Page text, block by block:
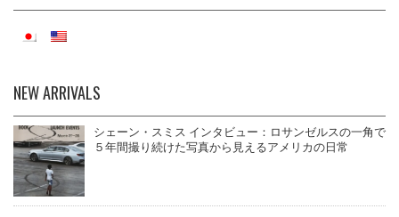
NEW ARRIVALS
シェーン・スミス インタビュー：ロサンゼルスの一角で
５年間撮り続けた写真から見えるアメリカの日常